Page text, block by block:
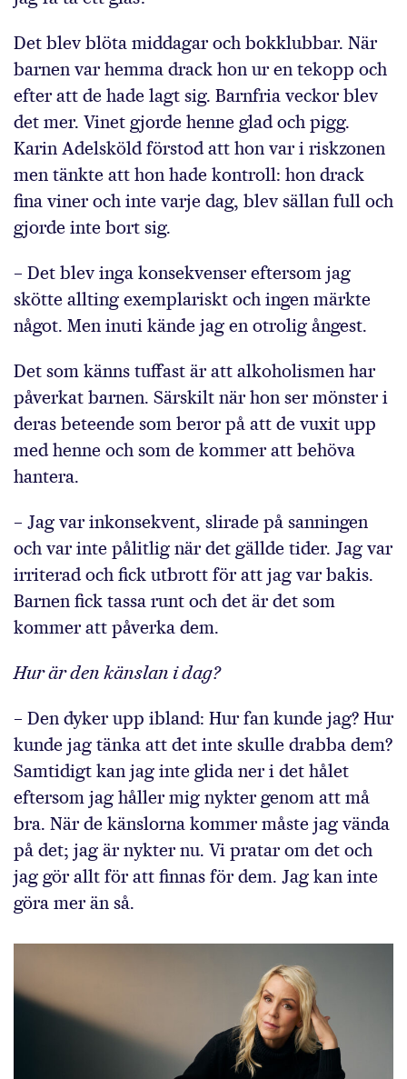
Det blev blöta middagar och bokklubbar. När
barnen var hemma drack hon ur en tekopp och
efter att de hade lagt sig. Barnfria veckor blev
det mer. Vinet gjorde henne glad och pigg.
Karin Adelsköld förstod att hon var i riskzonen
men tänkte att hon hade kontroll: hon drack
fina viner och inte varje dag, blev sällan full och
gjorde inte bort sig.
– Det blev inga konsekven­ser eftersom jag
skötte allting exemplariskt och ingen märkte
något. Men inuti kände jag en otrolig ångest.
Det som känns tuffast är att alkoholismen har
påverkat barnen. Särskilt när hon ser mönster i
deras beteende som beror på att de vuxit upp
med henne och som de kommer att behöva
hantera.
– Jag var inkonsekvent, slirade på sanningen
och var inte pålitlig när det gällde tider. Jag var
irriterad och fick utbrott för att jag var bakis.
Barnen fick tassa runt och det är det som
kommer att påverka dem.
Hur är den känslan i dag?
– Den dyker upp ibland: Hur fan kunde jag? Hur
kunde jag tänka att det inte skulle drabba dem?
Samtidigt kan jag inte glida ner i det hålet
eftersom jag håller mig nykter genom att må
bra. När de känslorna kommer måste jag vända
på det; jag är nykter nu. Vi pratar om det och
jag gör allt för att finnas för dem. Jag kan inte
göra mer än så.